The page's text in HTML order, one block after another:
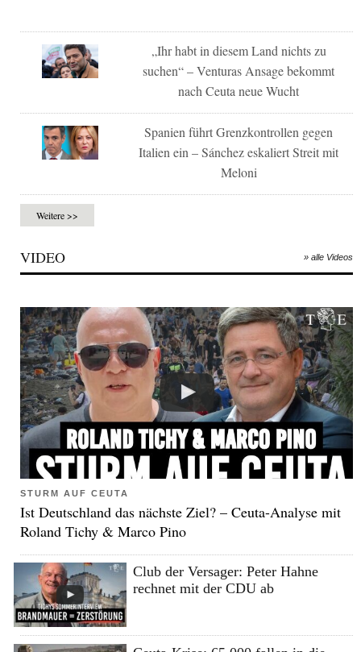
„Ihr habt in diesem Land nichts zu
suchen“ – Venturas Ansage bekommt
nach Ceuta neue Wucht
Spanien führt Grenzkontrollen gegen
Italien ein – Sánchez eskaliert Streit mit
Meloni
Weitere >>
VIDEO » alle Videos
STURM AUF CEUTA
Ist Deutschland das nächste Ziel? – Ceuta-Analyse mit
Roland Tichy & Marco Pino
Club der Versager: Peter Hahne
rechnet mit der CDU ab